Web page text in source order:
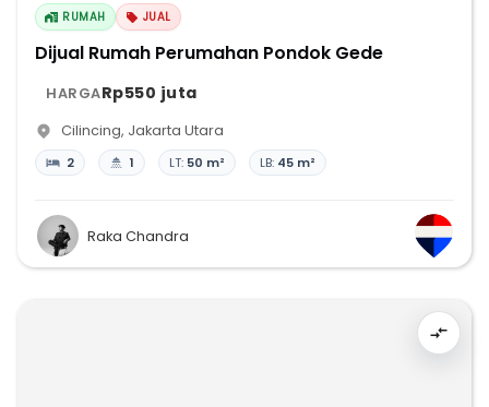
RUMAH JUAL
Dijual Rumah Perumahan Pondok Gede
HARGARp550 juta
Cilincing, Jakarta Utara
2 1 LT: 50 m² LB: 45 m²
Raka Chandra